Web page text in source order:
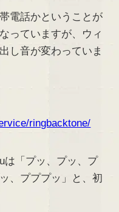
電話かということが
っていますが、ウィ
し音が変わっていま
ringbacktone/
は「プッ、プッ、プ
、プププッ」と、初